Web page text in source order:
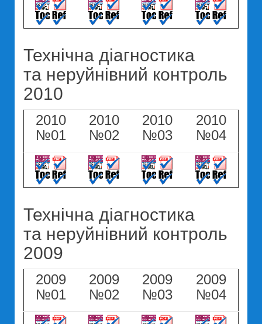
Технічна діагностика
та неруйнівний контроль
2010
2010
№01
2010
№02
2010
№03
2010
№04
Технічна діагностика
та неруйнівний контроль
2009
2009
№01
2009
№02
2009
№03
2009
№04